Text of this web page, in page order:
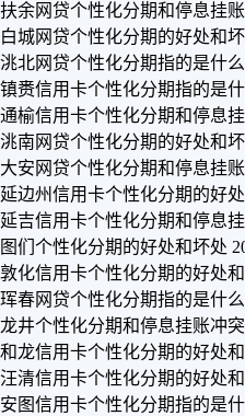
扶余网贷个性化分期和停息挂
白城网贷个性化分期的好处和
洮北网贷个性化分期指的是什
镇赉信用卡个性化分期指的是
通榆信用卡个性化分期和停息
洮南网贷个性化分期的好处和
大安网贷个性化分期和停息挂
延边州信用卡个性化分期的好
延吉信用卡个性化分期和停息
图们个性化分期的好处和坏处
敦化信用卡个性化分期的好处
珲春网贷个性化分期指的是什
龙井个性化分期和停息挂账冲
和龙信用卡个性化分期的好处
汪清信用卡个性化分期的好处
安图信用卡个性化分期指的是